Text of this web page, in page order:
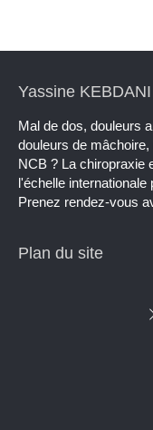
Yassine KEBDANI
Mal de dos, douleurs
douleurs de
NCB ? La chiropraxie
l'échelle
Prenez rendez-vous
Plan du site